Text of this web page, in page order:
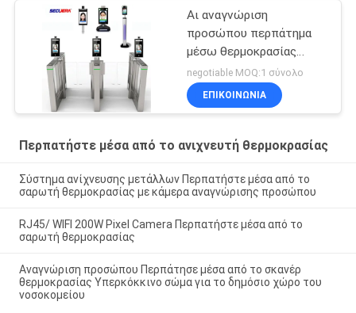
Αι αναγνώριση
προσώπου περπάτημα
μέσω θερμοκρασίας
σαρωτή υπέρυθρου
θερμόμετρο ψηφιακό
negotiable MOQ:1 σύνολο
ΕΠΙΚΟΙΝΩΝΊΑ
Περπατήστε μέσα από το ανιχνευτή θερμοκρασίας
Σύστημα ανίχνευσης μετάλλων Περπατήστε μέσα από το
σαρωτή θερμοκρασίας με κάμερα αναγνώρισης προσώπου
RJ45/ WIFI 200W Pixel Camera Περπατήστε μέσα από το
σαρωτή θερμοκρασίας
Αναγνώριση προσώπου Περπάτησε μέσα από το σκανέρ
θερμοκρασίας Υπερκόκκινο σώμα για το δημόσιο χώρο του
νοσοκομείου